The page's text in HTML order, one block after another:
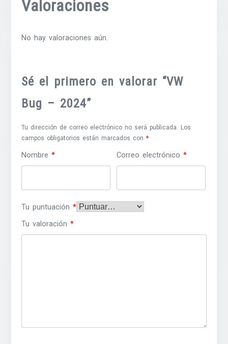
Valoraciones
No hay valoraciones aún.
Sé el primero en valorar “VW
Bug – 2024”
Tu dirección de correo electrónico no será publicada.
Los
campos obligatorios están marcados con*
Nombre* Correo electrónico*
Tu puntuación*
Tu valoración*